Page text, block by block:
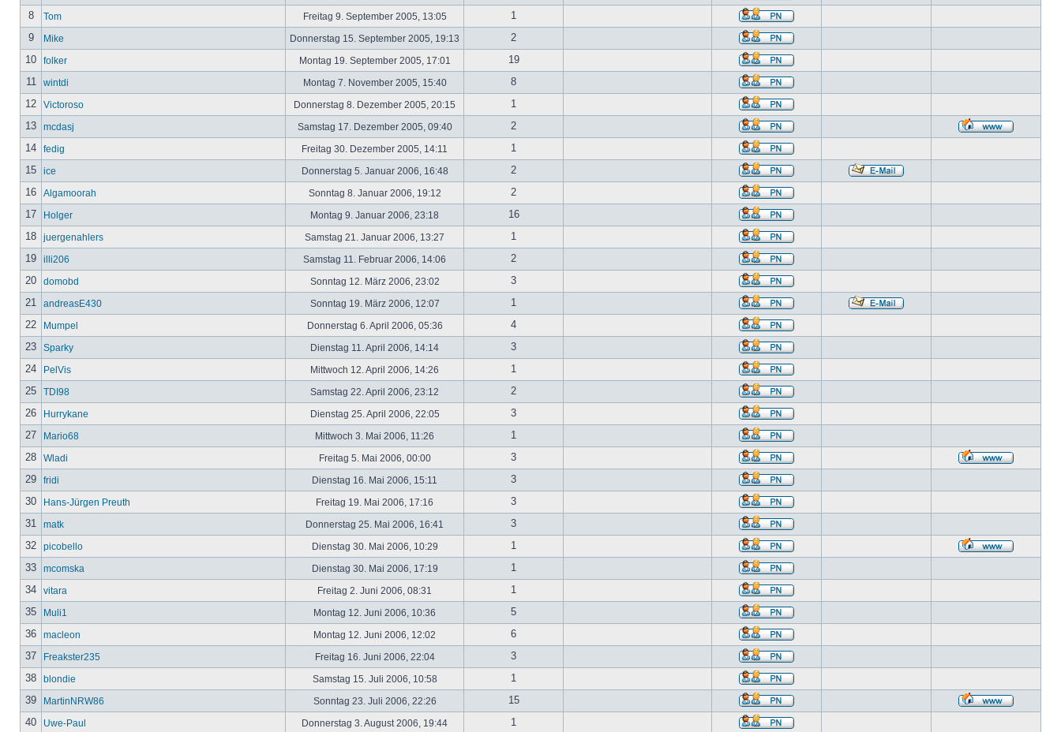
8
Tom Freitag 9. September 2005, 13:05
1
9
Mike Donnerstag 15. September 2005, 19:13
2
10
folker Montag 19. September 2005, 17:01
19
11
wintdi Montag 7. November 2005, 15:40
8
12
Victoroso Donnerstag 8. Dezember 2005, 20:15
1
13
mcdasj Samstag 17. Dezember 2005, 09:40
2
14
fedig Freitag 30. Dezember 2005, 14:11
1
15
ice Donnerstag 5. Januar 2006, 16:48
2
16
Algamoorah Sonntag 8. Januar 2006, 19:12
2
17
Holger Montag 9. Januar 2006, 23:18
16
18
juergenahlers Samstag 21. Januar 2006, 13:27
1
19
illi206 Samstag 11. Februar 2006, 14:06
2
20
domobd Sonntag 12. März 2006, 23:02
3
21
andreasE430 Sonntag 19. März 2006, 12:07
1
22
Mumpel Donnerstag 6. April 2006, 05:36
4
23
Sparky Dienstag 11. April 2006, 14:14
3
24
PelVis Mittwoch 12. April 2006, 14:26
1
25
TDI98 Samstag 22. April 2006, 23:12
2
26
Hurrykane Dienstag 25. April 2006, 22:05
3
27
Mario68 Mittwoch 3. Mai 2006, 11:26
1
28
Wladi Freitag 5. Mai 2006, 00:00
3
29
fridi Dienstag 16. Mai 2006, 15:11
3
30
Hans-Jürgen Preuth Freitag 19. Mai 2006, 17:16
3
31
matk Donnerstag 25. Mai 2006, 16:41
3
32
picobello Dienstag 30. Mai 2006, 10:29
1
33
mcomska Dienstag 30. Mai 2006, 17:19
1
34
vitara Freitag 2. Juni 2006, 08:31
1
35
Muli1 Montag 12. Juni 2006, 10:36
5
36
macleon Montag 12. Juni 2006, 12:02
6
37
Freakster235 Freitag 16. Juni 2006, 22:04
3
38
blondie Samstag 15. Juli 2006, 10:58
1
39
MartinNRW86 Sonntag 23. Juli 2006, 22:26
15
40
Uwe-Paul Donnerstag 3. August 2006, 19:44 1